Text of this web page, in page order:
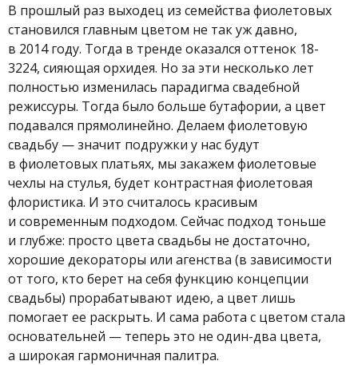
В прошлый раз выходец из семейства фиолетовых
становился главным цветом не так уж давно,
в 2014 году. Тогда в тренде оказался оттенок 18-
3224, сияющая орхидея. Но за эти несколько лет
полностью изменилась парадигма свадебной
режиссуры. Тогда было больше бутафории, а цвет
подавался прямолинейно. Делаем фиолетовую
свадьбу — значит подружки у нас будут
в фиолетовых платьях, мы закажем фиолетовые
чехлы на стулья, будет контрастная фиолетовая
флористика. И это считалось красивым
и современным подходом. Сейчас подход тоньше
и глубже: просто цвета свадьбы не достаточно,
хорошие декораторы или агенства (в зависимости
от того, кто берет на себя функцию концепции
свадьбы) прорабатывают идею, а цвет лишь
помогает ее раскрыть. И сама работа с цветом стала
основательней — теперь это не один-два цвета,
а широкая гармоничная палитра.